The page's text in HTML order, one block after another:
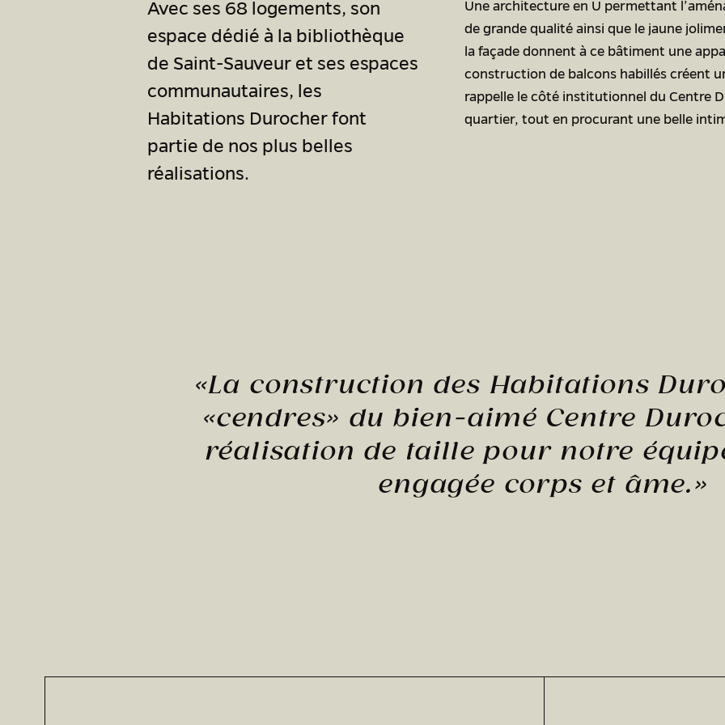
Avec ses 68 logements, son
espace dédié à la bibliothèque
de Saint-Sauveur et ses espaces
communautaires, les
Habitations Durocher font
partie de nos plus belles
réalisations.
Une architecture en U permettant
de grande qualité ainsi que le jaune
la façade donnent à ce bâtiment une
construction de balcons habillés créent
rappelle le côté institutionnel du Centre
quartier, tout en procurant une belle
«La construction des Habitations
«cendres» du bien-aimé Centre
réalisation de taille pour notre
engagée corps et âme.»